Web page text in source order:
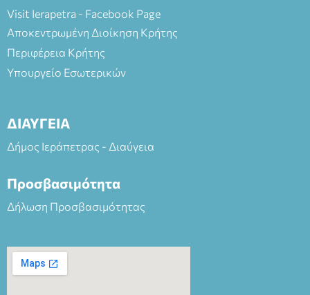
Visit Ierapetra - Facebook Page
Αποκεντρωμένη Διοίκηση Κρήτης
Περιφέρεια Κρήτης
Υπουργείο Εσωτερικών
ΔΙΑΥΓΕΙΑ
Δήμος Ιεράπετρας - Διαύγεια
Προσβασιμότητα
Δήλωση Προσβασιμότητας